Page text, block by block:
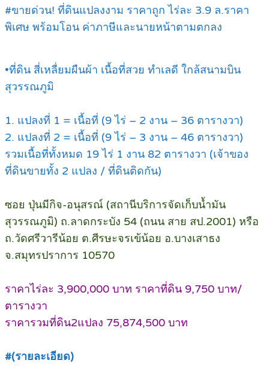
#ขายด่วน! ที่ดินแปลงงาม ราคาถูก ไร่ละ 3.9 ล.ราคา
พิเศษ พร้อมโอน ค่าภาษีและนายหน้าตามตกลง
•ที่ดิน สี่เหลื่ยมผืนผ้า เนื้อที่สวย ทำเลดี ใกล้สนามบิน
สุวรรณภูมิ
1. แปลงที่ 1 = เนื้อที่ (9 ไร่ – 2 งาน – 36 ตารางวา)
2. แปลงที่ 2 = เนื้อที่ (9 ไร่ – 3 งาน – 46 ตารางวา)
รวมเนื้อที่ทั้งหมด 19 ไร่ 1 งาน 82 ตารางวา (เจ้าของ
ที่ดินขายทั้ง 2 แปลง / ที่ดินติดกัน)
ซอย ปุ่นมีกิจ-อนุสรณ์ (สถานีบริการจัดเก็บน้ำมัน
สุวรรณภูมิ) ถ.ลาดกระบัง 54 (ถนน สาย สป.2001) หรือ
ถ.วัดศรีวารีน้อย ต.ศีรษะจรเข้น้อย อ.บางเสาธง
จ.สมุทรปราการ 10570
ราคาไร่ละ 3,900,000 บาท ราคาที่ดิน 9,750 บาท/
ตารางวา
ราคารวมที่ดิน2แปลง 75,874,500 บาท
#(รายละเอียด)